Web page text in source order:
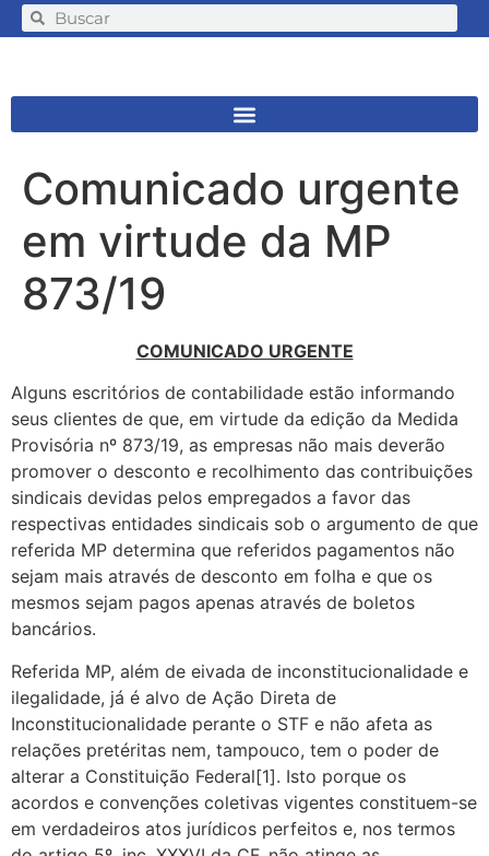
Comunicado urgente
em virtude da MP
873/19
COMUNICADO URGENTE
Alguns escritórios de contabilidade estão informando
seus clientes de que, em virtude da edição da Medida
Provisória nº 873/19, as empresas não mais deverão
promover o desconto e recolhimento das contribuições
sindicais devidas pelos empregados a favor das
respectivas entidades sindicais sob o argumento de que
referida MP determina que referidos pagamentos não
sejam mais através de desconto em folha e que os
mesmos sejam pagos apenas através de boletos
bancários.
Referida MP, além de eivada de inconstitucionalidade e
ilegalidade, já é alvo de Ação Direta de
Inconstitucionalidade perante o STF e não afeta as
relações pretéritas nem, tampouco, tem o poder de
alterar a Constituição Federal[1]. Isto porque os
acordos e convenções coletivas vigentes constituem-se
em verdadeiros atos jurídicos perfeitos e, nos termos